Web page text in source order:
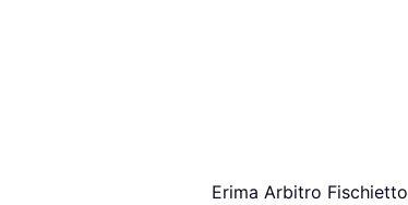
Erima Arbitro Fischietto